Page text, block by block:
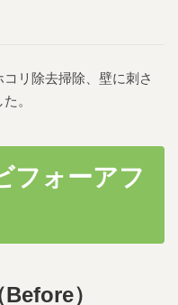
リ除去掃除、壁に刺さ
。
フォーアフ
）